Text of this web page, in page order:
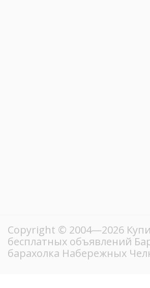
Copyright © 2004—2026
бесплатных объявлений
барахолка Набережных